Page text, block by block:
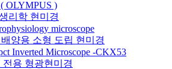
OLYMPUS )
리학 현미경
microscope
양용 소형 도립 현미경
Inverted Microscope -CKX53
전용 형광현미경